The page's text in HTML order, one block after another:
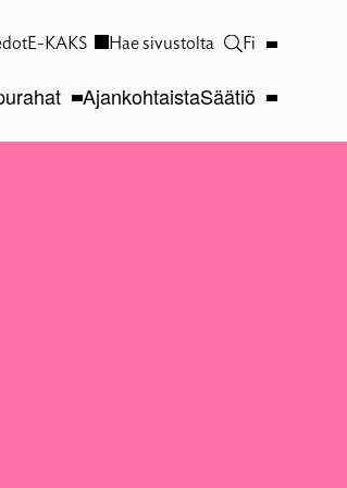
E-KAKS Hae sivustolta Fi
AjankohtaistaSäätiö